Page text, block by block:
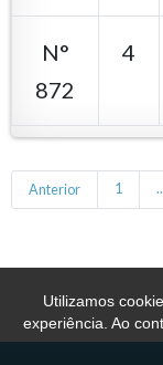
Utilizamos
experiência. Ao
N°
872
4
Anterior 1